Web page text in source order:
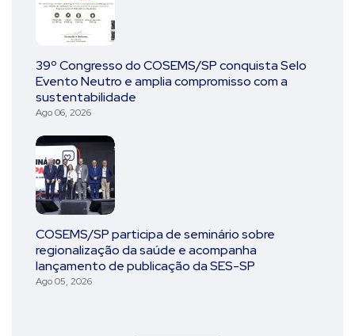
39º Congresso do COSEMS/SP conquista Selo
Evento Neutro e amplia compromisso com a
sustentabilidade
Ago 06, 2026
COSEMS/SP participa de seminário sobre
regionalização da saúde e acompanha
lançamento de publicação da SES-SP
Ago 05, 2026